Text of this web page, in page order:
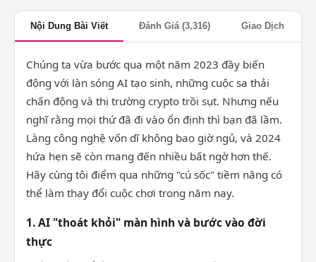
Nội Dung Bài Viết Đánh Giá (3,316) Giao Dịch
Chúng ta vừa bước qua một năm 2023 đầy biến
động với làn sóng AI tạo sinh, những cuộc sa thải
chấn động và thị trường crypto trồi sụt. Nhưng nếu
nghĩ rằng mọi thứ đã đi vào ổn định thì bạn đã lầm.
Làng công nghệ vốn dĩ không bao giờ ngủ, và 2024
hứa hẹn sẽ còn mang đến nhiều bất ngờ hơn thế.
Hãy cùng tôi điểm qua những "cú sốc" tiềm năng có
thể làm thay đổi cuộc chơi trong năm nay.
1. AI "thoát khỏi" màn hình và bước vào đời
thực